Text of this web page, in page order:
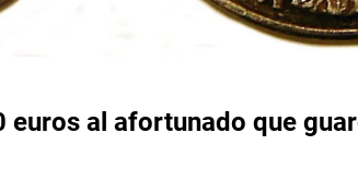
al afortunado que